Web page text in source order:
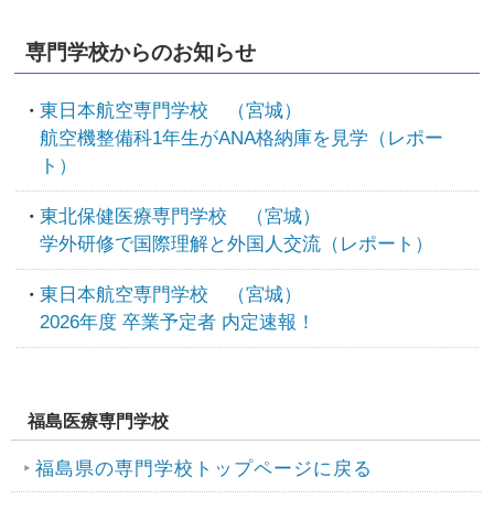
専門学校からのお知らせ
東日本航空専門学校 （宮城）
航空機整備科1年生がANA格納庫を見学（レポー
ト）
東北保健医療専門学校 （宮城）
学外研修で国際理解と外国人交流（レポート）
東日本航空専門学校 （宮城）
2026年度 卒業予定者 内定速報！
福島医療専門学校
福島県の専門学校トップページに戻る